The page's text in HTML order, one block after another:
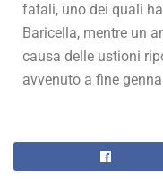
fatali, uno dei quali
Baricella, mentre un
causa delle ustioni
avvenuto a fine